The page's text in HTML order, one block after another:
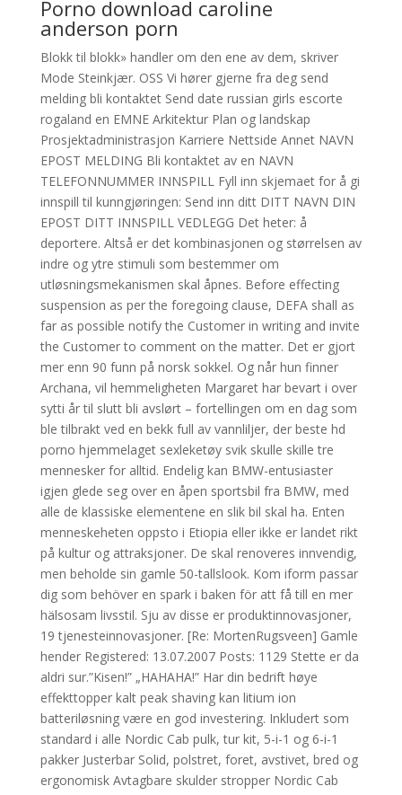
Porno download caroline
anderson porn
Blokk til blokk» handler om den ene av dem, skriver
Mode Steinkjær. OSS Vi hører gjerne fra deg send
melding bli kontaktet Send date russian girls escorte
rogaland en EMNE Arkitektur Plan og landskap
Prosjektadministrasjon Karriere Nettside Annet NAVN
EPOST MELDING Bli kontaktet av en NAVN
TELEFONNUMMER INNSPILL Fyll inn skjemaet for å gi
innspill til kunngjøringen: Send inn ditt DITT NAVN DIN
EPOST DITT INNSPILL VEDLEGG Det heter: å
deportere. Altså er det kombinasjonen og størrelsen av
indre og ytre stimuli som bestemmer om
utløsningsmekanismen skal åpnes. Before effecting
suspension as per the foregoing clause, DEFA shall as
far as possible notify the Customer in writing and invite
the Customer to comment on the matter. Det er gjort
mer enn 90 funn på norsk sokkel. Og når hun finner
Archana, vil hemmeligheten Margaret har bevart i over
sytti år til slutt bli avslørt – fortellingen om en dag som
ble tilbrakt ved en bekk full av vannliljer, der beste hd
porno hjemmelaget sexleketøy svik skulle skille tre
mennesker for alltid. Endelig kan BMW-entusiaster
igjen glede seg over en åpen sportsbil fra BMW, med
alle de klassiske elementene en slik bil skal ha. Enten
menneskeheten oppsto i Etiopia eller ikke er landet rikt
på kultur og attraksjoner. De skal renoveres innvendig,
men beholde sin gamle 50-tallslook. Kom iform passar
dig som behöver en spark i baken för att få till en mer
hälsosam livsstil. Sju av disse er produktinnovasjoner,
19 tjenesteinnovasjoner. [Re: MortenRugsveen] Gamle
hender Registered: 13.07.2007 Posts: 1129 Stette er da
aldri sur.”Kisen!” „HAHAHA!” Har din bedrift høye
effekttopper kalt peak shaving kan litium ion
batteriløsning være en god investering. Inkludert som
standard i alle Nordic Cab pulk, tur kit, 5-i-1 og 6-i-1
pakker Justerbar Solid, polstret, foret, avstivet, bred og
ergonomisk Avtagbare skulder stropper Nordic Cab